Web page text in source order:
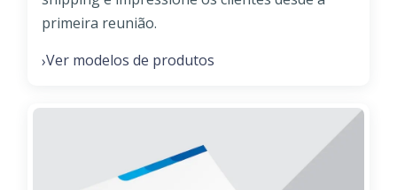
primeira reunião.
›Ver modelos de produtos